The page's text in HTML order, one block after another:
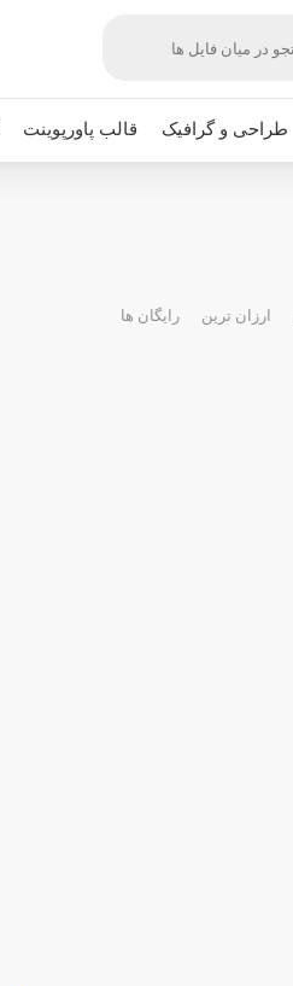
طراحی و گرافیک قالب پاورپوینت
ارزان ترین رایگان ها